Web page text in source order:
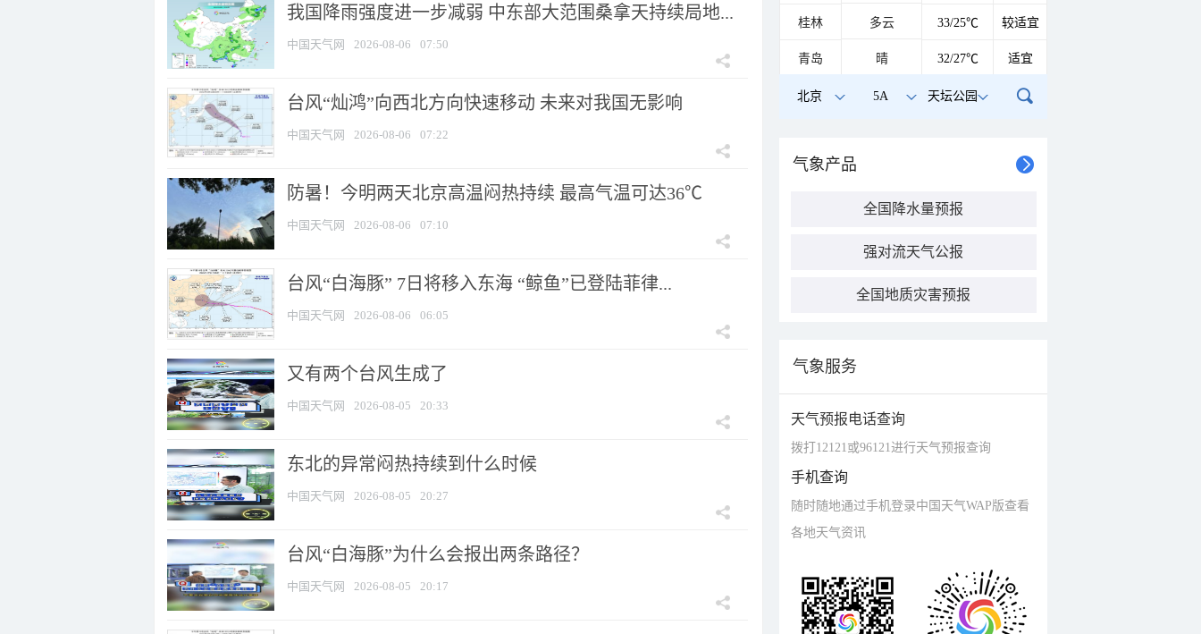
我国降雨强度进一步减弱 中东部大范围桑拿天持续局地...
中国天气网 2026-08-06 07:50
台风“灿鸿”向西北方向快速移动 未来对我国无影响
中国天气网 2026-08-06 07:22
防暑！今明两天北京高温闷热持续 最高气温可达36℃
中国天气网 2026-08-06 07:10
台风“白海豚” 7日将移入东海 “鲸鱼”已登陆菲律...
中国天气网 2026-08-06 06:05
又有两个台风生成了
中国天气网 2026-08-05 20:33
东北的异常闷热持续到什么时候
中国天气网 2026-08-05 20:27
台风“白海豚”为什么会报出两条路径？
中国天气网 2026-08-05 20:17
桂林 多云 33/25℃ 较适宜
青岛 晴 32/27℃ 适宜
北京 5A 天坛公园
气象产品
全国降水量预报
强对流天气公报
全国地质灾害预报
气象服务
天气预报电话查询
拨打12121或96121进行天气预报查询
手机查询
随时随地通过手机登录中国天气WAP版查看
各地天气资讯